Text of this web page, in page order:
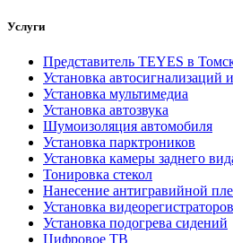
Услуги
Представитель TEYES в
Установка автосигнализаций
Установка мультимедиа
Установка автозвука
Шумоизоляция автомобиля
Установка парктроников
Установка камеры заднего
Тонировка стекол
Нанесение антигравийной
Установка видеорегистраторов
Установка подогрева сидений
Цифровое ТВ